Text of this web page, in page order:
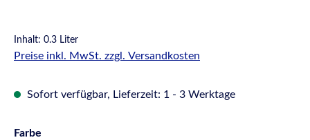
Inhalt: 0.3 Liter
Preise inkl. MwSt. zzgl. Versandkosten
Sofort verfügbar, Lieferzeit: 1 - 3 Werktage
Farbe